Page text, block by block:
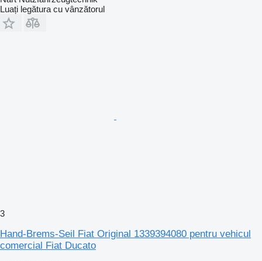
Luați legătura cu vânzătorul
3
Hand-Brems-Seil Fiat Original 1339394080 pentru vehicul
comercial Fiat Ducato